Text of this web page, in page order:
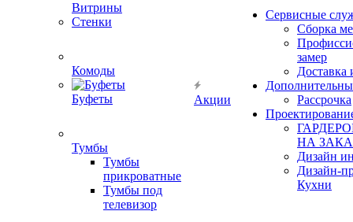
Витрины
Стенки
Комоды
Буфеты
Тумбы
Тумбы
прикроватные
Тумбы под
телевизор
Акции
Сервисные
Сборка
замер
Доставка
Рассрочка
НА
Дизайн
Дизайн-
Кухни